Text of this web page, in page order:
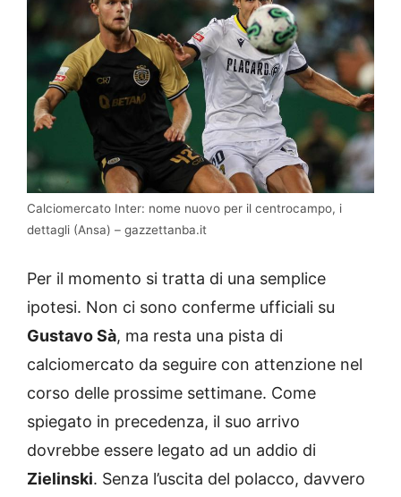
Calciomercato Inter: nome nuovo per il centrocampo, i
dettagli (Ansa) – gazzettanba.it
Per il momento si tratta di una semplice
ipotesi. Non ci sono conferme ufficiali su
Gustavo Sà, ma resta una pista di
calciomercato da seguire con attenzione nel
corso delle prossime settimane. Come
spiegato in precedenza, il suo arrivo
dovrebbe essere legato ad un addio di
Zielinski. Senza l’uscita del polacco, davvero